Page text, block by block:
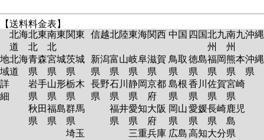
【送料料金表】
北海
道
北東
北
南東
北
関東 信越北陸東海関西 中国 四国北九
州
南九
州
沖縄
地
域
詳
細
北海
道
青森
県
岩手
県
秋田
県
宮城
県
山形
県
福島
県
茨城
県
栃木
県
群馬
県
埼玉
新潟
県
長野
県
富山
県
石川
県
福井
県
岐阜
県
静岡
県
愛知
県
三重
滋賀
県
京都
府
大阪
府
兵庫
鳥取
県
島根
県
岡山
県
広島
徳島
県
香川
県
愛媛
県
高知
福岡
県
佐賀
県
長崎
県
大分
熊本
県
宮崎
県
鹿児
島
県
沖縄
県